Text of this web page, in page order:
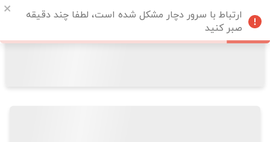
ارتباط با سرور دچار مشکل شده است، لطفا چند دقیقه
صبر کنید